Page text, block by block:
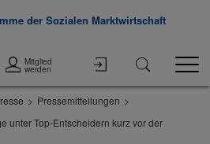
der Sozialen Marktwirtschaft
Mitglied
werden
Pressemitteilungen
unter Top-Entscheidern kurz vor der